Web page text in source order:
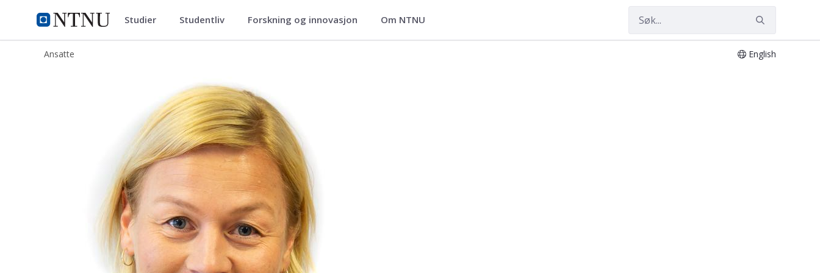
NTNU Hjemmeside
ntnu.no Studier Studentliv Forskning og innovasjon Om NTNU
Ansatte English